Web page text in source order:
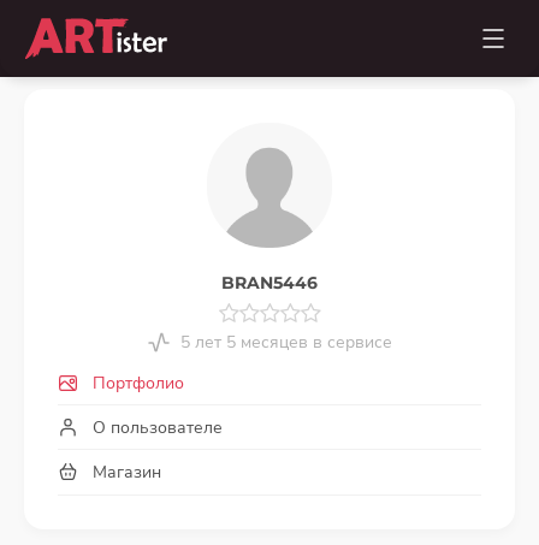
BRAN5446
5 лет 5 месяцев в сервисе
Портфолио
О пользователе
Магазин